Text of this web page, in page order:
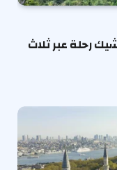
رحلة عبر ثلاث